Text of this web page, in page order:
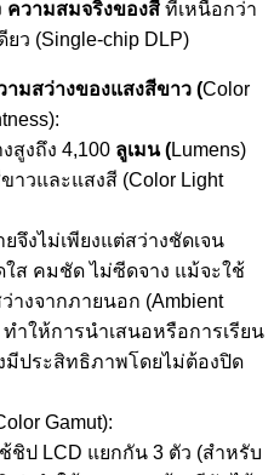
ความสมจริงของสี ที่เหนือกว่า
ว (Single-chip DLP)
มสว่างของแสงสีขาว (Color
สูงถึง 4,100 ลูเมน (Lumens)
าวและแสงสี (Color Light
จึงไม่เพียงแต่สว่างชัดเจน
ส คมชัด ไม่ซีดจาง แม้จะใช้
างจากภายนอก (Ambient
ำให้การนำเสนอหรือการเรียน
มีประสิทธิภาพโดยไม่ต้องปิด
Gamut):
ชิป LCD แยกกัน 3 ตัว (สำหรับ